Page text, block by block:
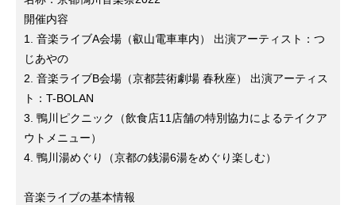
開催内容
1. 音楽ライブA会場（叡山電車車内） 出演アーティスト：つ
じあやの
2. 音楽ライブB会場（京都芸術劇場 春秋座） 出演アーティス
ト：T-BOLAN
3. 鴨川ピクニック（飲食店11店舗の特別協力によるテイクア
ウトメニュー）
4. 鴨川湯めぐり（京都の銭湯6湯をめぐり楽しむ）
音楽ライブの基本情報